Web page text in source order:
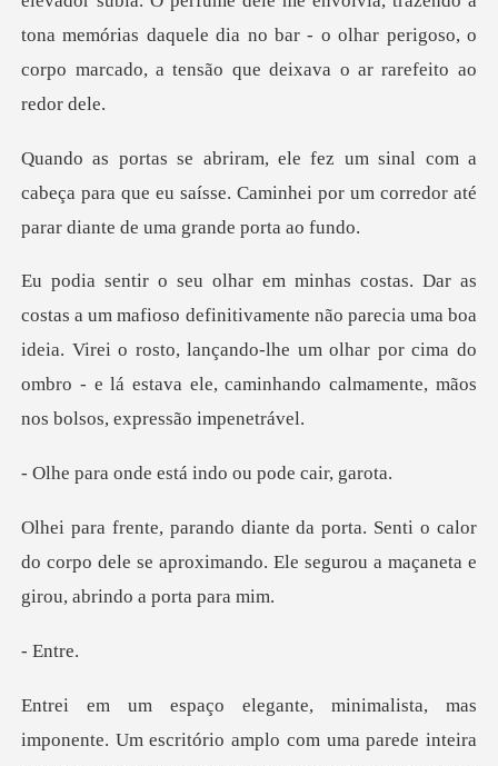
tona memórias daquele dia no bar - o olhar
a
cabeça para que eu saísse. Caminhei por um corre
ente não parecia uma boa
ideia. Virei o rosto, lançando-lhe um olhar por cima do
omb
está indo ou po
i o calor
do corpo dele se aproximando. Ele segu
En
m escritório amplo com uma parede inteira